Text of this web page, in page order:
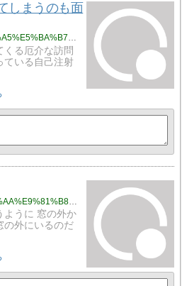
しまうのも面
http://justgee.gjpw.net/%E5%81%A5%E5%BA%B7%E3%83%BB%E4%BB%8B%E8%AD%B7/%E3%81%93%E3%81%AE%E3%81%BE%E3%81%BE%E9%A2%A8%E6%99%AF%E3%81%A8%E5%90%8C%E5%8C%96%E3%81%97%E3%81%A6%E3%81%97%E3%81%BE%E3%81%86%E3%81%AE%E3%82%82%E9%9D%A2%E7%99%BD%E3%81%9D%E3%81%86%E3%81%A0
くる厄介な訪問
ている自己注射
ように 窓の外か
の外にいるのだ